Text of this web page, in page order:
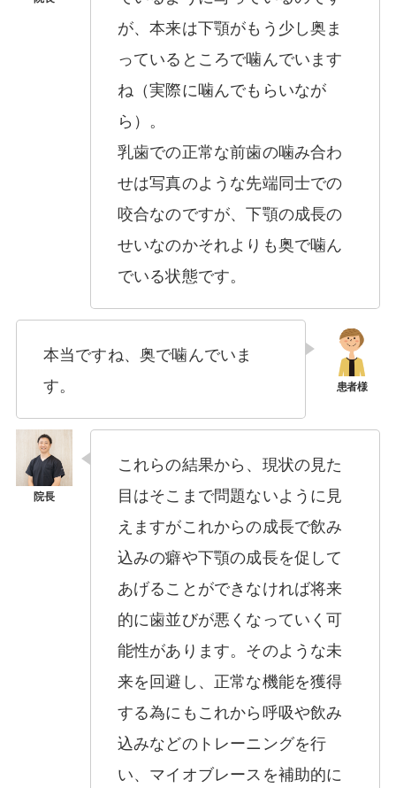
が、本来は下顎がもう少し奥ま
っているところで噛んでいます
ね（実際に噛んでもらいなが
ら）。
乳歯での正常な前歯の噛み合わ
せは写真のような先端同士での
咬合なのですが、下顎の成長の
せいなのかそれよりも奥で噛ん
でいる状態です。
本当ですね、奥で噛んでいま
す。
これらの結果から、現状の見た
目はそこまで問題ないように見
えますがこれからの成長で飲み
込みの癖や下顎の成長を促して
あげることができなければ将来
的に歯並びが悪くなっていく可
能性があります。そのような未
来を回避し、正常な機能を獲得
する為にもこれから呼吸や飲み
込みなどのトレーニングを行
い、マイオブレースを補助的に